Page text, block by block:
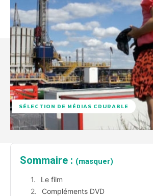
SÉLECTION DE MÉDIAS CDURABLE
Sommaire : (masquer)
Le film
Compléments DVD